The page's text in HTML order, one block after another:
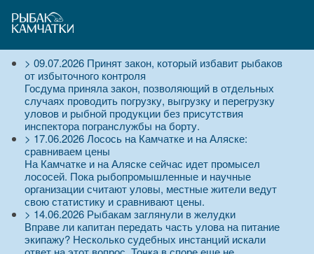
> 09.07.2026 Принят закон, который избавит рыбаков
от избыточного контроля
Госдума приняла закон, позволяющий в отдельных
случаях проводить погрузку, выгрузку и перегрузку
уловов и рыбной продукции без присутствия
инспектора погранслужбы на борту.
> 17.06.2026Лосось на Камчатке и на Аляске:
сравниваем цены
На Камчатке и на Аляске сейчас идет промысел
лососей. Пока рыбопромышленные и научные
организации считают уловы, местные жители ведут
свою статистику и сравнивают цены.
> 14.06.2026 Рыбакам заглянули в желудки
Вправе ли капитан передать часть улова на питание
экипажу? Несколько судебных инстанций искали